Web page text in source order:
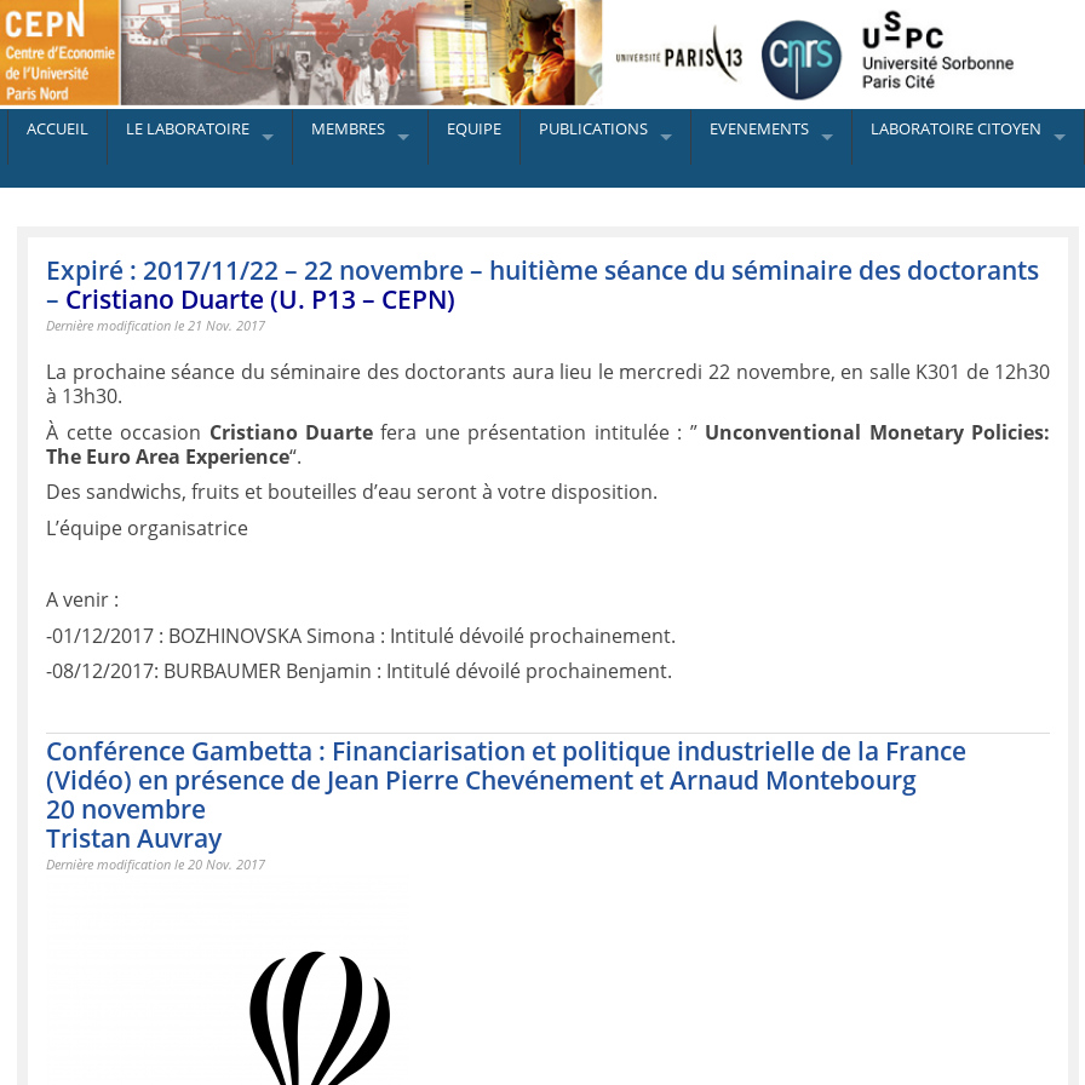
ACCUEIL LE LABORATOIRE MEMBRES EQUIPE PUBLICATIONS EVENEMENTS LABORATOIRE CITOYEN
Expiré : 2017/11/22 – 22 novembre – huitième séance du séminaire des doctorants
– Cristiano Duarte (U. P13 – CEPN)
Dernière modification le 21 Nov. 2017
La prochaine séance du séminaire des doctorants aura lieu le mercredi 22 novembre, en salle K301 de 12h30
à 13h30.
À cette occasion Cristiano Duarte fera une présentation intitulée : ” Unconventional Monetary Policies:
The Euro Area Experience“.
Des sandwichs, fruits et bouteilles d’eau seront à votre disposition.
L’équipe organisatrice
A venir :
-01/12/2017 : BOZHINOVSKA Simona : Intitulé dévoilé prochainement.
-08/12/2017: BURBAUMER Benjamin : Intitulé dévoilé prochainement.
Conférence Gambetta : Financiarisation et politique industrielle de la France
(Vidéo) en présence de Jean Pierre Chevénement et Arnaud Montebourg
20 novembre
Tristan Auvray
Dernière modification le 20 Nov. 2017